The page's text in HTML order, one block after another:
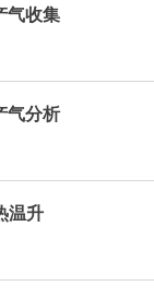
气收集
气分析
温升